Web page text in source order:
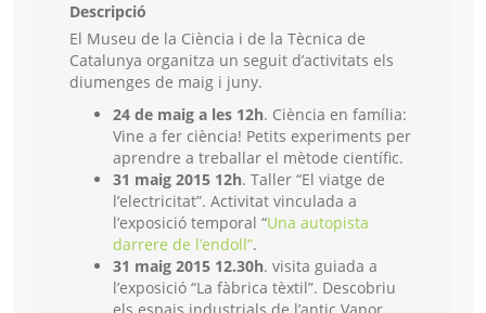
Descripció
El Museu de la Ciència i de la Tècnica de
Catalunya organitza un seguit d’activitats els
diumenges de maig i juny.
24 de maig a les 12h. Ciència en família:
Vine a fer ciència! Petits experiments per
aprendre a treballar el mètode científic.
31 maig 2015 12h. Taller “El viatge de
l’electricitat”. Activitat vinculada a
l’exposició temporal “Una autopista
darrere de l’endoll”.
31 maig 2015 12.30h. visita guiada a
l’exposició “La fàbrica tèxtil”. Descobriu